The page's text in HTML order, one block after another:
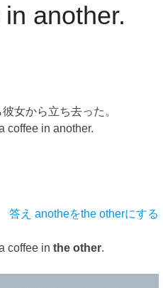
another.
女から立ち去った。
coffee in another.
答え anotheをthe otherにする
coffee in the other.